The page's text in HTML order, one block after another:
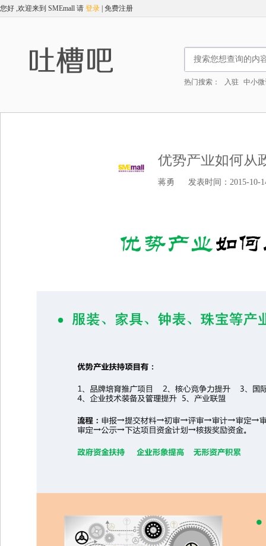
您好 ,欢迎来到 SMEmall 请 登录 免费注册
热门搜索： 入驻 中小
优势产业如何从
蒋勇 发表时间：2015-10-